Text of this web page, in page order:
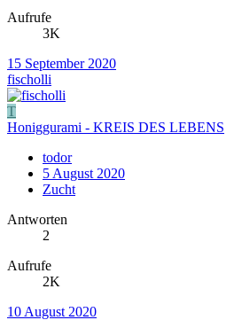
Aufrufe
3K
15 September 2020
fischolli
T
Honiggurami - KREIS DES LEBENS
todor
5 August 2020
Zucht
Antworten
2
Aufrufe
2K
10 August 2020